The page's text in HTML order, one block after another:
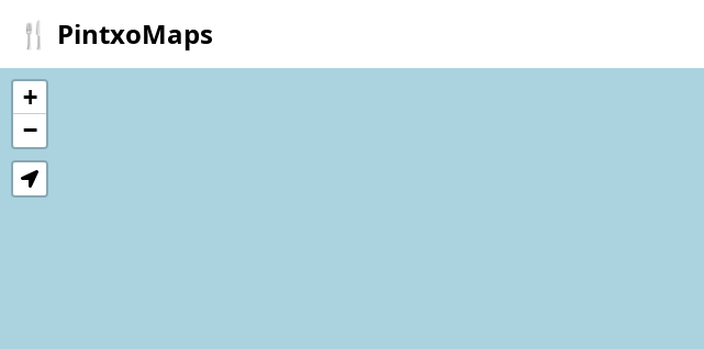
🍴 PintxoMaps
+
−